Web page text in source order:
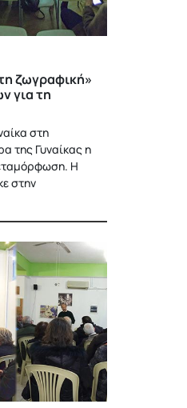
ζωγραφική»
για τη
στη
της Γυναίκας η
Η
στην